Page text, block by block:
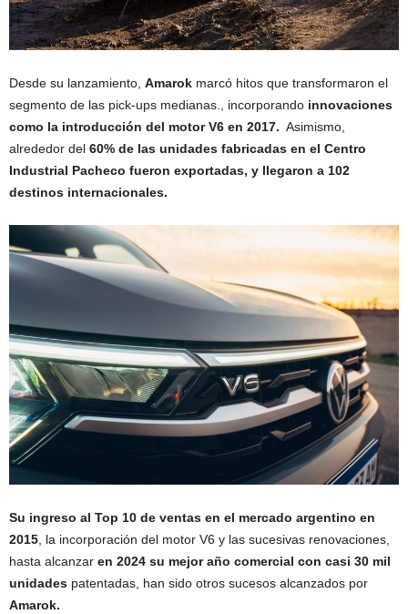
Desde su lanzamiento, Amarok marcó hitos que transformaron el
segmento de las pick-ups medianas., incorporando innovaciones
como la introducción del motor V6 en 2017. Asimismo,
alrededor del 60% de las unidades fabricadas en el Centro
Industrial Pacheco fueron exportadas, y llegaron a 102
destinos internacionales.
Su ingreso al Top 10 de ventas en el mercado argentino en
2015 , la incorporación del motor V6 y las sucesivas renovaciones,
hasta alcanzar en 2024 su mejor año comercial con casi 30 mil
unidades patentadas, han sido otros sucesos alcanzados por
Amarok.